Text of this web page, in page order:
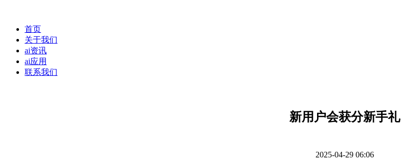
首页
关于我们
ai资讯
ai应用
联系我们
新用户会获分新手礼
2025-04-29 06:06